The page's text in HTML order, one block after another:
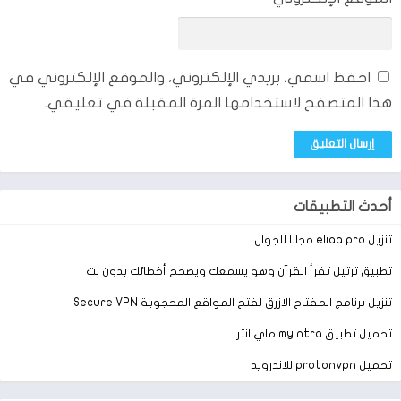
احفظ اسمي، بريدي الإلكتروني، والموقع الإلكتروني في
هذا المتصفح لاستخدامها المرة المقبلة في تعليقي.
أحدث التطبيقات
تنزيل eliaa pro مجانا للجوال
تطبيق ترتيل تقرأ القرآن وهو يسمعك ويصحح أخطائك بدون نت
تنزيل برنامج المفتاح الازرق لفتح المواقع المحجوبة Secure VPN
تحميل تطبيق my ntra ماي انترا
تحميل protonvpn للاندرويد